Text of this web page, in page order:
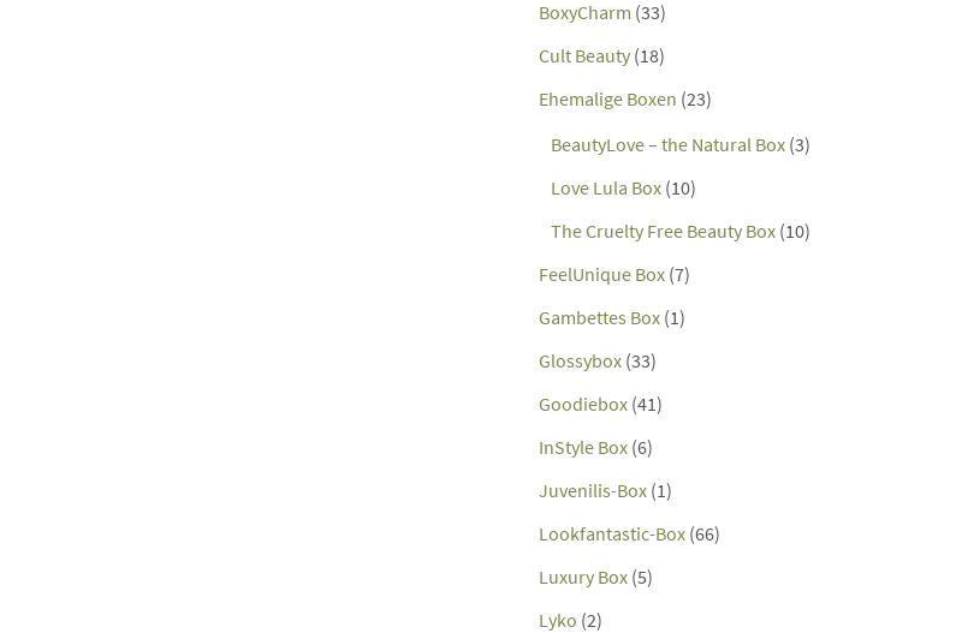
BoxyCharm (33)
Cult Beauty (18)
Ehemalige Boxen (23)
BeautyLove – the Natural Box (3)
Love Lula Box (10)
The Cruelty Free Beauty Box (10)
FeelUnique Box (7)
Gambettes Box (1)
Glossybox (33)
Goodiebox (41)
InStyle Box (6)
Juvenilis-Box (1)
Lookfantastic-Box (66)
Luxury Box (5)
Lyko (2)